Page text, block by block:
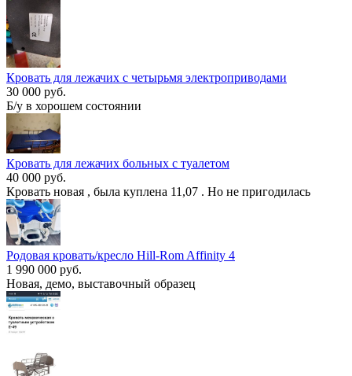
Кровать для лежачих с четырьмя электроприводами
30 000 руб.
Б/у в хорошем состоянии
Кровать для лежачих больных с туалетом
40 000 руб.
Кровать новая , была куплена 11,07 . Но не пригодилась
Родовая кровать/кресло Hill-Rom Affinity 4
1 990 000 руб.
Новая, демо, выставочный образец